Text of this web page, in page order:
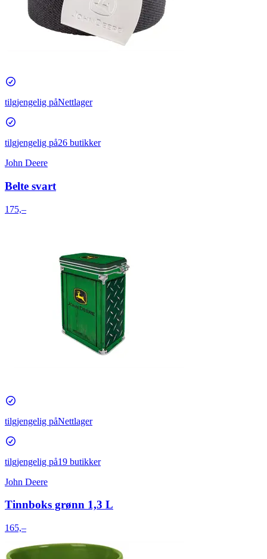
tilgjengelig påNettlager
tilgjengelig på26 butikker
John Deere
Belte svart
175,–
tilgjengelig påNettlager
tilgjengelig på19 butikker
John Deere
Tinnboks grønn 1,3 L
165,–